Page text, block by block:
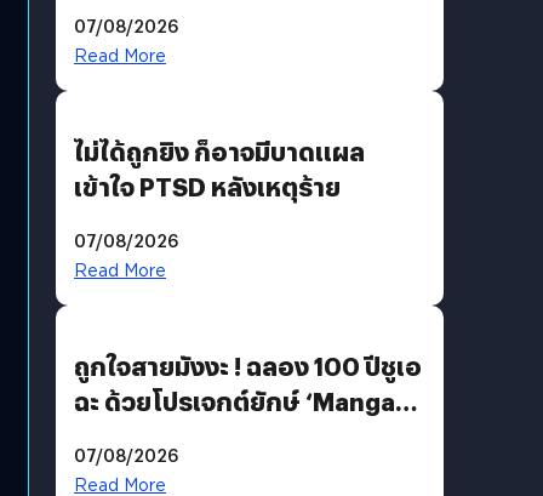
07/08/2026
Read More
ไม่ได้ถูกยิง ก็อาจมีบาดแผล
เข้าใจ PTSD หลังเหตุร้าย
07/08/2026
Read More
ถูกใจสายมังงะ ! ฉลอง 100 ปีชูเอ
ฉะ ด้วยโปรเจกต์ยักษ์ ‘Manga
มีภาษาไทยด้วย
07/08/2026
Read More